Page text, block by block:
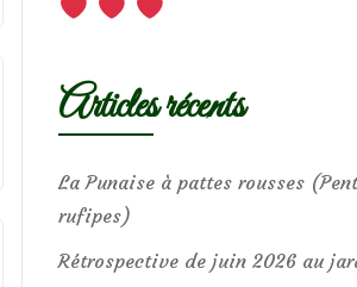
Articles récents
La Punaise à pattes rousses
rufipes)
Rétrospective de juin 2026 au